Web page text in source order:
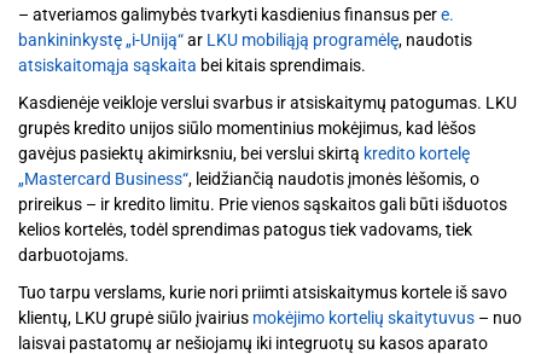
– atveriamos galimybės tvarkyti kasdienius finansus pere.
bankininkystę „i-Uniją“ar LKU mobiliąją programėlę, naudotis
atsiskaitomąja sąskaita bei kitais sprendimais.
Kasdienėje veikloje verslui svarbus ir atsiskaitymų patogumas. LKU
grupės kredito unijos siūlo momentinius mokėjimus, kad lėšos
gavėjus pasiektų akimirksniu, bei verslui skirtą kredito kortelę
„Mastercard Business“, leidžiančią naudotis įmonės lėšomis, o
prireikus – ir kredito limitu. Prie vienos sąskaitos gali būti išduotos
kelios kortelės, todėl sprendimas patogus tiek vadovams, tiek
darbuotojams.
Tuo tarpu verslams, kurie nori priimti atsiskaitymus kortele iš savo
klientų, LKU grupė siūlo įvairius mokėjimo kortelių skaitytuvus – nuo
laisvai pastatomų ar nešiojamų iki integruotų su kasos aparato